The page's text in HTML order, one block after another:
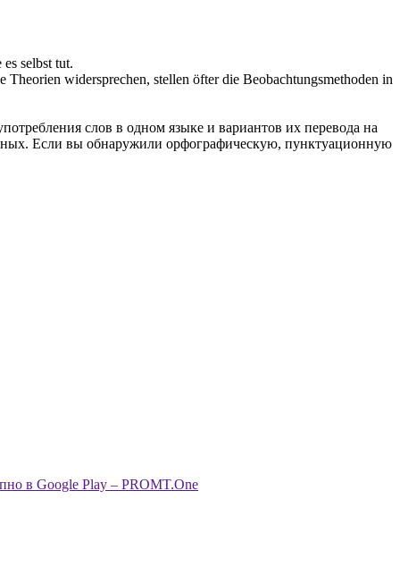
selbst tut.
Theorien widersprechen, stellen öfter die Beobachtungsmethoden in
слов в одном языке и вариантов их перевода на
Если вы обнаружили орфографическую, пунктуационную